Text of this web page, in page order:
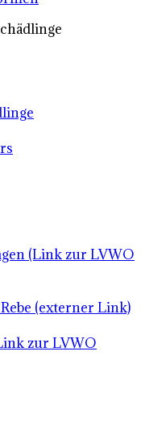
(Link zur LVWO
(externer Link)
zur LVWO